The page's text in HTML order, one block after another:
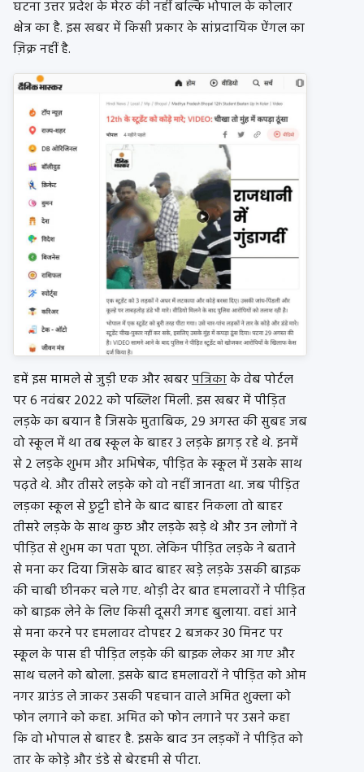
घटना उत्तर प्रदेश के मेरठ की नहीं बल्कि भोपाल के कोलार
क्षेत्र का है. इस खबर में किसी प्रकार के सांप्रदायिक ऐंगल का
ज़िक्र नहीं है.
हमें इस मामले से जुड़ी एक और खबरपत्रिकाके वेब पोर्टल
पर 6 नवंबर 2022 को पब्लिश मिली. इस खबर में पीड़ित
लड़के का बयान है जिसके मुताबिक, 29 अगस्त की सुबह जब
वो स्कूल में था तब स्कूल के बाहर 3 लड़के झगड़ रहे थे. इनमें
से 2 लड़के शुभम और अभिषेक, पीड़ित के स्कूल में उसके साथ
पढ़ते थे. और तीसरे लड़के को वो नहीं जानता था. जब पीड़ित
लड़का स्कूल से छुट्टी होने के बाद बाहर निकला तो बाहर
तीसरे लड़के के साथ कुछ और लड़के खड़े थे और उन लोगों ने
पीड़ित से शुभम का पता पूछा. लेकिन पीड़ित लड़के ने बताने
से मना कर दिया जिसके बाद बाहर खड़े लड़के उसकी बाइक
की चाबी छीनकर चले गए. थोड़ी देर बात हमलावरों ने पीड़ित
को बाइक लेने के लिए किसी दूसरी जगह बुलाया. वहां आने
से मना करने पर हमलावर दोपहर 2 बजकर 30 मिनट पर
स्कूल के पास ही पीड़ित लड़के की बाइक लेकर आ गए और
साथ चलने को बोला. इसके बाद हमलावरों ने पीड़ित को ओम
नगर ग्राउंड ले जाकर उसकी पहचान वाले अमित शुक्ला को
फोन लगाने को कहा. अमित को फोन लगाने पर उसने कहा
कि वो भोपाल से बाहर है. इसके बाद उन लड़कों ने पीड़ित को
तार के कोड़े और डंडे से बेरहमी से पीटा.